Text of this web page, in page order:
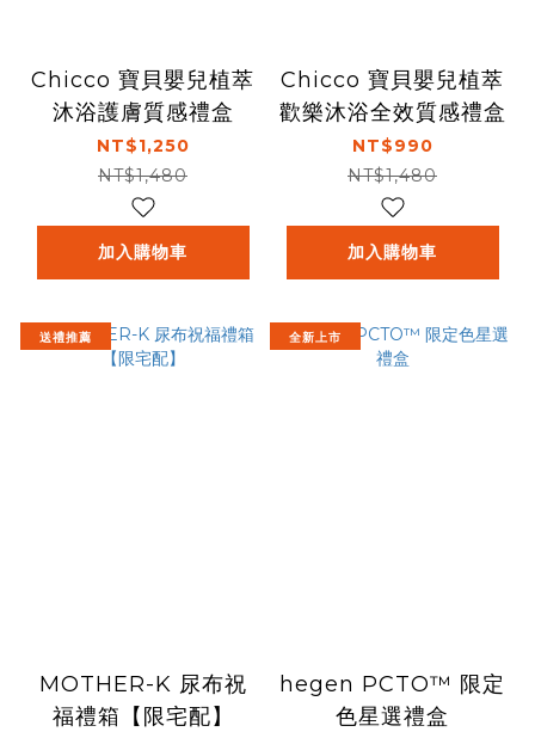
Chicco 寶貝嬰兒植萃
沐浴護膚質感禮盒
NT$1,250
NT$1,480
加入購物車
Chicco 寶貝嬰兒植萃
歡樂沐浴全效質感禮盒
NT$990
NT$1,480
加入購物車
送禮推薦
MOTHER-K 尿布祝
福禮箱【限宅配】
全新上市
hegen PCTO™ 限定
色星選禮盒